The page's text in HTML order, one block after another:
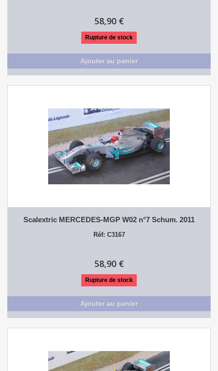
58,90 €
Rupture de stock
Ajouter au panier
Scalextric MERCEDES-MGP W02 n°7 Schum. 2011
Réf: C3167
58,90 €
Rupture de stock
Ajouter au panier